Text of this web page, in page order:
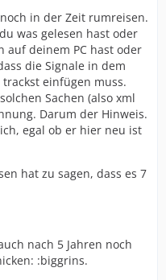
in der Zeit rumreisen.
was gelesen hast oder
auf deinem PC hast oder
die Signale in dem
einfügen muss.
Sachen (also xml
Darum der Hinweis.
egal ob er hier neu ist
hat zu sagen, dass es 7
nach 5 Jahren noch
:biggrins.